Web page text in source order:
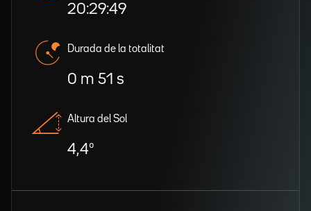
20:29:49
Durada de la totalitat
0 m 51 s
Altura del Sol
4,4º